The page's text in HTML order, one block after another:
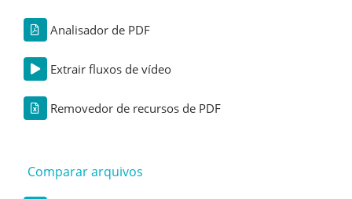
Analisador de PDF
Extrair fluxos de vídeo
Removedor de recursos de PDF
Comparar arquivos